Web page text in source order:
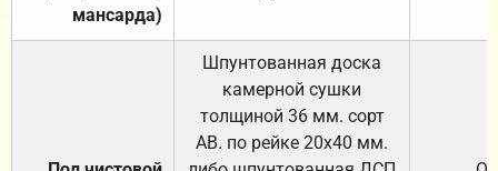
мансарда)
Шпунтованная доска
камерной сушки
толщиной 36 мм. сорт
АВ. по рейке 20х40 мм.